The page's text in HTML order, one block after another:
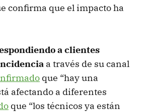
confirma que el impacto ha
a clientes
a través de su canal
que “hay una
afectando a diferentes
que “los técnicos ya están